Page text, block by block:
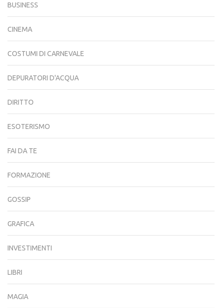
BUSINESS
CINEMA
COSTUMI DI CARNEVALE
DEPURATORI D'ACQUA
DIRITTO
ESOTERISMO
FAI DA TE
FORMAZIONE
GOSSIP
GRAFICA
INVESTIMENTI
LIBRI
MAGIA